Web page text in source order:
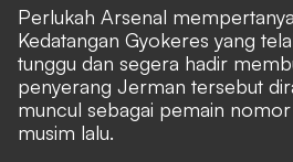
Perlukah Arsenal
Kedatangan Gyokeres yang
tunggu dan segera hadir
penyerang Jerman tersebut
muncul sebagai pemain
musim lalu.